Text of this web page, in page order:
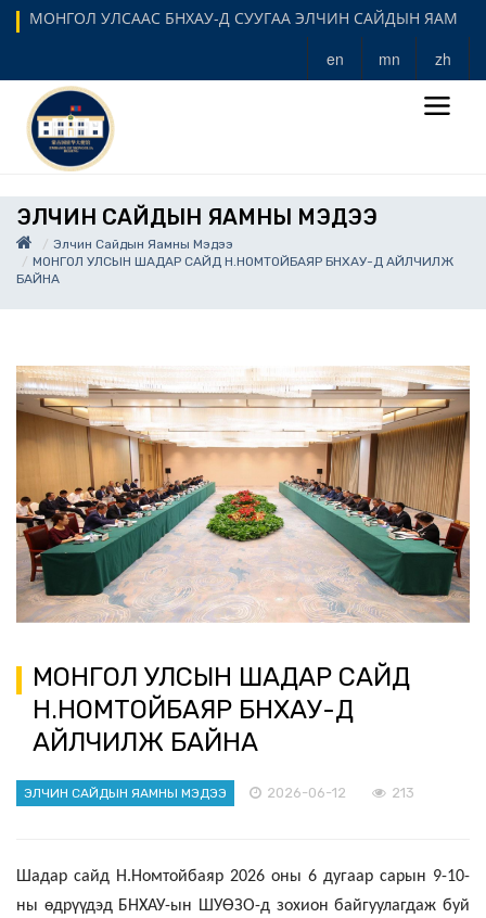
МОНГОЛ УЛСААС БНХАУ-Д СУУГАА ЭЛЧИН САЙДЫН ЯАМ
en mn zh
ЭЛЧИН САЙДЫН ЯАМНЫ МЭДЭЭ
Элчин Сайдын Яамны Мэдээ
МОНГОЛ УЛСЫН ШАДАР САЙД Н.НОМТОЙБАЯР БНХАУ-Д АЙЛЧИЛЖ
БАЙНА
МОНГОЛ УЛСЫН ШАДАР САЙД
Н.НОМТОЙБАЯР БНХАУ-Д
АЙЛЧИЛЖ БАЙНА
ЭЛЧИН САЙДЫН ЯАМНЫ МЭДЭЭ 2026-06-12 213
Шадар сайд Н.Номтойбаяр 2026 оны 6 дугаар сарын 9-10-
ны өдрүүдэд БНХАУ-ын ШУӨЗО-д зохион байгуулагдаж буй